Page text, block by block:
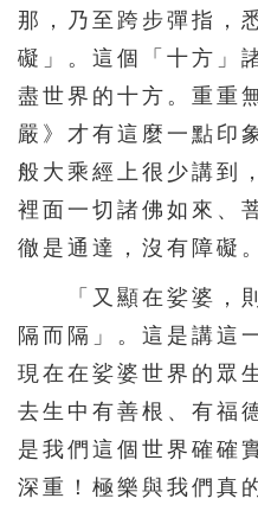
那，乃至跨步彈指，
礙」。這個「十方」
盡世界的十方。重重
嚴》才有這麼一點印
般大乘經上很少講到
裡面一切諸佛如來、
徹是通達，沒有障礙。
「又顯在娑婆，則
隔而隔」。這是講這
現在在娑婆世界的眾
去生中有善根、有福
是我們這個世界確確
深重！極樂與我們真